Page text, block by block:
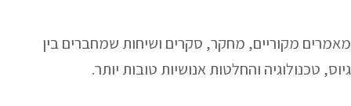
מחקר, סקרים ושיחות שמחברים בין
והחלטות אנושיות טובות יותר.